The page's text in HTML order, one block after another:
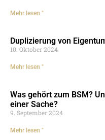
Mehr lesen "
Duplizierung von
10. Oktober 2024
Mehr lesen "
Was gehört zum BSM?
einer Sache?
9. September 2024
Mehr lesen "